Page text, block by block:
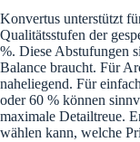
Konvertus unterstützt
Qualitätsstufen der
%. Diese Abstufungen
Balance braucht. Für
naheliegend. Für
oder 60 % können
maximale Detailtreue.
wählen kann, welche